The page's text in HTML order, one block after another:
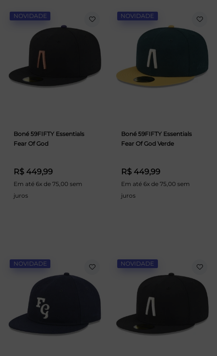
NOVIDADE
Boné 59FIFTY Essentials
Fear Of God
R$ 449,99
Em até 6x de 75,00 sem
juros
NOVIDADE
Boné 59FIFTY Essentials
Fear Of God Verde
R$ 449,99
Em até 6x de 75,00 sem
juros
NOVIDADE NOVIDADE